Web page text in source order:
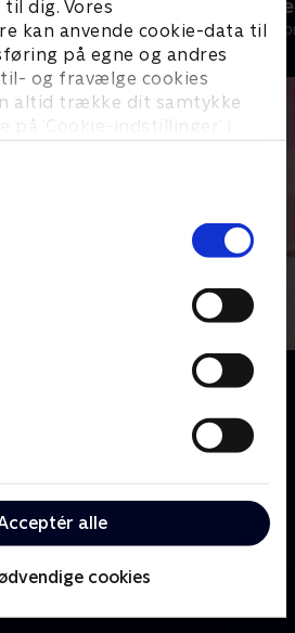
dig. Vores
kan anvende cookie-data til
på egne og andres
og fravælge cookies
altid trække dit samtykke
på ’Cookie-indstillinger’ i
alle
cookies
Livsstil • 3
et pusterum fra en ellers
mødet med andre børn og et
børnenes historie set gennem